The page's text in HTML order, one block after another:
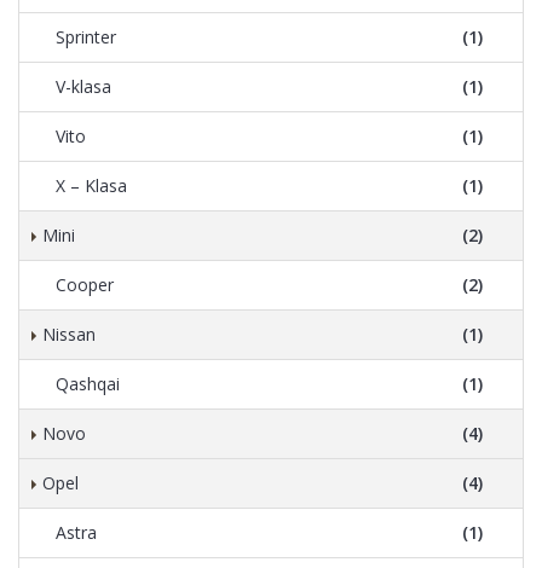
Sprinter (1)
V-klasa (1)
Vito (1)
X – Klasa (1)
Mini (2)
Cooper (2)
Nissan (1)
Qashqai (1)
Novo (4)
Opel (4)
Astra (1)